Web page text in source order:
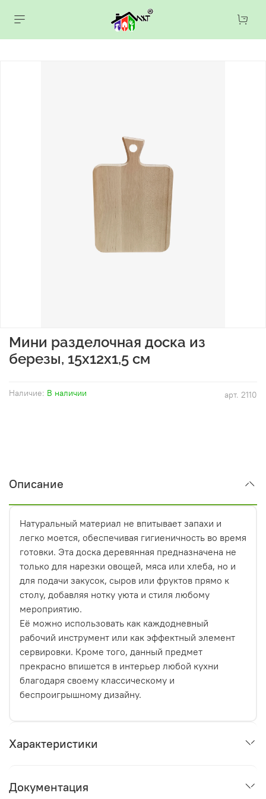
арт. 2110
Наличие: В наличии
Мини разделочная доска из
березы, 15х12х1,5 см
Описание
Натуральный материал не впитывает запахи и
легко моется, обеспечивая гигиеничность во время
готовки. Эта доска деревянная предназначена не
только для нарезки овощей, мяса или хлеба, но и
для подачи закусок, сыров или фруктов прямо к
столу, добавляя нотку уюта и стиля любому
мероприятию.
Её можно использовать как каждодневный
рабочий инструмент или как эффектный элемент
сервировки. Кроме того, данный предмет
прекрасно впишется в интерьер любой кухни
благодаря своему классическому и
беспроигрышному дизайну.
Характеристики
Документация